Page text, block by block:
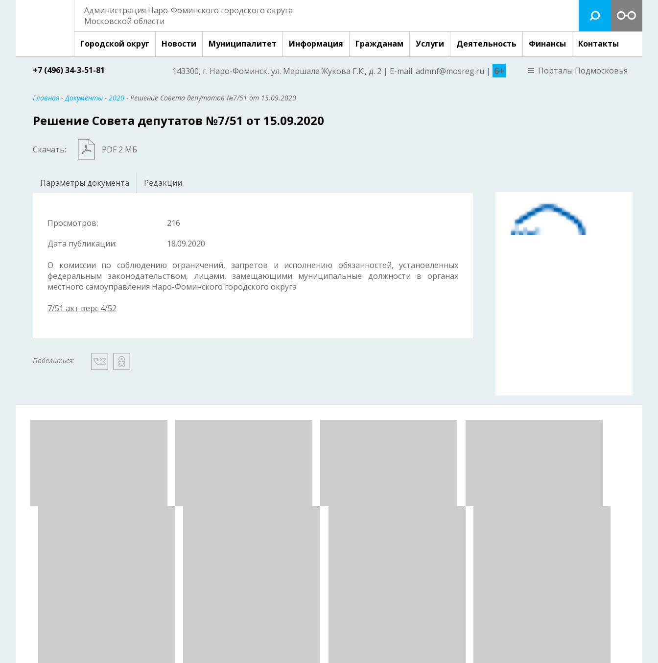
Администрация Наро-Фоминского городского округа
Московской области
Городской округ Новости Муниципалитет Информация Гражданам Услуги Деятельность Финансы Контакты
+7 (496) 34-3-51-81 143300, г. Наро-Фоминск, ул. Маршала Жукова Г.К., д. 2 | E-mail: admnf@mosreg.ru | 6+ Порталы Подмосковья
Главная -Документы - 2020 - Решение Совета депутатов №7/51 от 15.09.2020
Решение Совета депутатов №7/51 от 15.09.2020
Скачать: PDF 2 МБ
Параметры документа Редакции
Просмотров:
216
Дата публикации:
18.09.2020
О комиссии по соблюдению ограничений, запретов и исполнению обязанностей, установленных
федеральным законодательством, лицами, замещающими муниципальные должности в органах
местного самоуправления Наро-Фоминского городского округа
7/51 акт верс 4/52
Поделиться: